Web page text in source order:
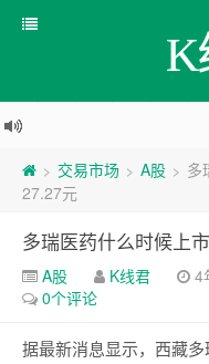
K
> 交易市场 > A股 > 多
27.27元
多瑞医药什么时候上
A股 K线君 4
0个评论
据最新消息显示，西藏